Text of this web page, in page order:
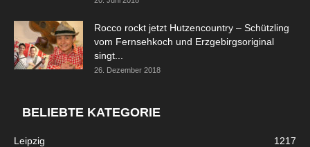
Rocco rockt jetzt Hutzencountry – Schützling
vom Fernsehkoch und Erzgebirgsoriginal
singt...
26. Dezember 2018
BELIEBTE KATEGORIE
Leipzig
1217